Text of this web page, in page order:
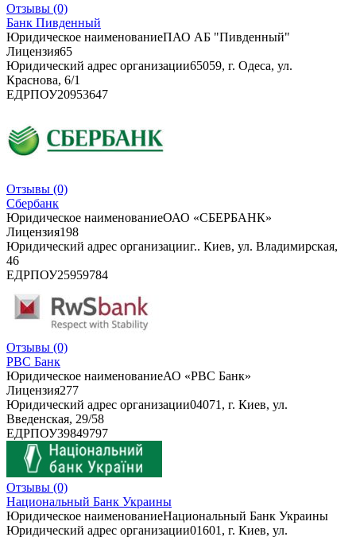
Отзывы (0)
Банк Пивденный
Юридическое наименованиеПАО АБ "Пивденный"
Лицензия65
Юридический адрес организации65059, г. Одеса, ул.
Краснова, 6/1
ЕДРПОУ20953647
Отзывы (0)
Сбербанк
Юридическое наименованиеОАО «СБЕРБАНК»
Лицензия198
Юридический адрес организацииг.. Киев, ул. Владимирская,
46
ЕДРПОУ25959784
Отзывы (0)
РВС Банк
Юридическое наименованиеАО «РВС Банк»
Лицензия277
Юридический адрес организации04071, г. Киев, ул.
Введенская, 29/58
ЕДРПОУ39849797
Отзывы (0)
Национальный Банк Украины
Юридическое наименованиеНациональный Банк Украины
Юридический адрес организации01601, г. Киев, ул.